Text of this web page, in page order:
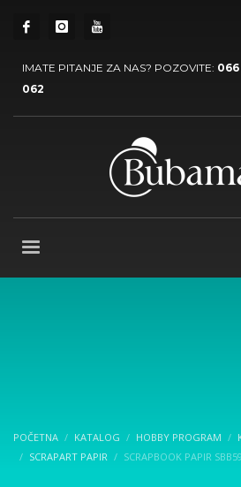
IMATE PITANJE ZA NAS? POZOVITE:
062
POČETNA KATALOG HOBBY PROGRAM
SCRAPART PAPIR
SCRAPBOOK PAPIR